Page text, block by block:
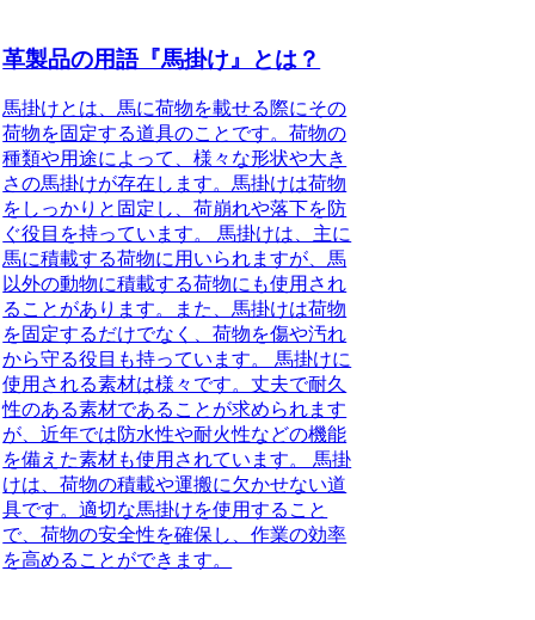
革製品の用語『馬掛け』とは？
馬掛けとは、馬に荷物を載せる際にその
荷物を固定する道具のことです。荷物の
種類や用途によって、様々な形状や大き
さの馬掛けが存在します。馬掛けは荷物
をしっかりと固定し、荷崩れや落下を防
ぐ役目を持っています。 馬掛けは、主に
馬に積載する荷物に用いられますが、馬
以外の動物に積載する荷物にも使用され
ることがあります。また、馬掛けは荷物
を固定するだけでなく、荷物を傷や汚れ
から守る役目も持っています。 馬掛けに
使用される素材は様々です。丈夫で耐久
性のある素材であることが求められます
が、近年では防水性や耐火性などの機能
を備えた素材も使用されています。 馬掛
けは、荷物の積載や運搬に欠かせない道
具です。適切な馬掛けを使用すること
で、荷物の安全性を確保し、作業の効率
を高めることができます。